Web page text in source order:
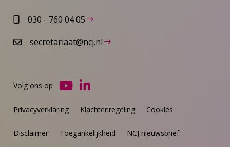
030 - 760 04 05
secretariaat@ncj.nl
Privacyverklaring Klachtenregeling Cookies
Disclaimer Toegankelijkheid NCJ nieuwsbrief
Volg ons op
Ga
YouTube
Ga
LinkedIn